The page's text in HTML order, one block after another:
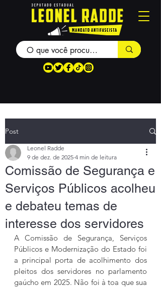
Post
Comissão de Segurança e
Serviços Públicos acolheu
e debateu temas de
interesse dos servidores
Leonel Radde
9 de dez. de 2025 4 min de leitura
A Comissão de Segurança, Serviços
Públicos e Modernização do Estado foi
a principal porta de acolhimento dos
pleitos dos servidores no parlamento
gaúcho em 2025. Não foi à toa que sua